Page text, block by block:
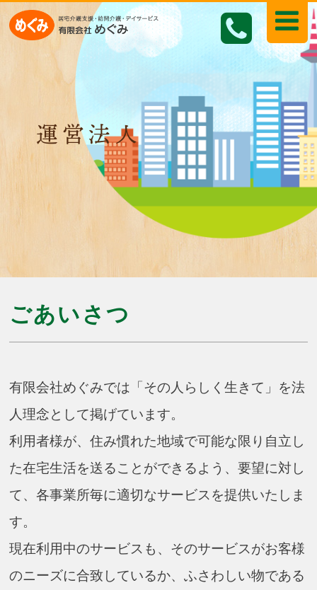
運営法人
ごあいさつ
有限会社めぐみでは「その人らしく生きて」を法
人理念として掲げています。
利用者様が、住み慣れた地域で可能な限り自立し
た在宅生活を送ることができるよう、要望に対し
て、各事業所毎に適切なサービスを提供いたしま
す。
現在利用中のサービスも、そのサービスがお客様
のニーズに合致しているか、ふさわしい物である